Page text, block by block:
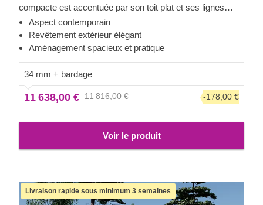
compacte est accentuée par son toit plat et ses lignes
fluides et épurées. L'aménagement intérieur offre 49 m²
d'espace pour garer confortablement vos véhicules, en
sachant que vous les laissez en sécurité et protégés des
Aspect contemporain
Revêtement extérieur élégant
Aménagement spacieux et pratique
34 mm + bardage
11 638,00 € 11 816,00 € -178,00 €
Voir le produit
Livraison rapide sous minimum 3 semaines